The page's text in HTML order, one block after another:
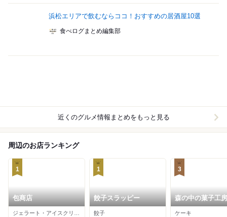
浜松エリアで飲むならココ！おすすめの居酒屋10選
食べログまとめ編集部
近くのグルメ情報まとめをもっと見る
周辺のお店ランキング
1
包商店
1
餃子スラッピー
餃子
3
森の中の菓子工
ココリエ
ケーキ